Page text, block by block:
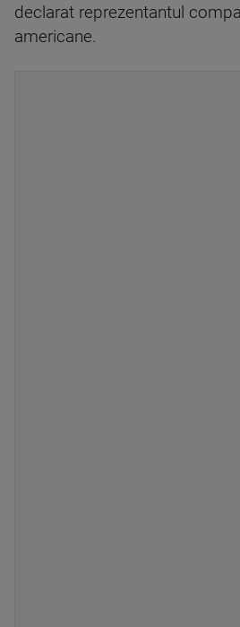
declarat reprezentantul
americane.